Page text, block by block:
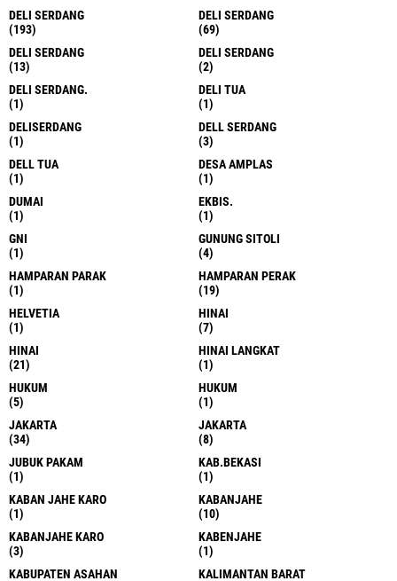
DELI SERDANG
(193)
DELI SERDANG
(69)
DELI SERDANG
(13)
DELI SERDANG
(2)
DELI SERDANG.
(1)
DELI TUA
(1)
DELISERDANG
(1)
DELL SERDANG
(3)
DELL TUA
(1)
DESA AMPLAS
(1)
DUMAI
(1)
EKBIS.
(1)
GNI
(1)
GUNUNG SITOLI
(4)
HAMPARAN PARAK
(1)
HAMPARAN PERAK
(19)
HELVETIA
(1)
HINAI
(7)
HINAI
(21)
HINAI LANGKAT
(1)
HUKUM
(5)
HUKUM
(1)
JAKARTA
(34)
JAKARTA
(8)
JUBUK PAKAM
(1)
KAB.BEKASI
(1)
KABAN JAHE KARO
(1)
KABANJAHE
(10)
KABANJAHE KARO
(3)
KABENJAHE
(1)
KABUPATEN ASAHAN
KALIMANTAN BARAT